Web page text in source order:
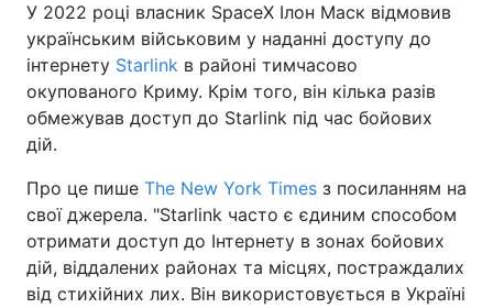
У 2022 році власник SpaceX Ілон Маск відмовив
українським військовим у наданні доступу до
інтернету Starlink в районі тимчасово
окупованого Криму. Крім того, він кілька разів
обмежував доступ до Starlink під час бойових
дій.
Про це пише The New York Times з посиланням на
свої джерела. "Starlink часто є єдиним способом
отримати доступ до Інтернету в зонах бойових
дій, віддалених районах та місцях, постраждалих
від стихійних лих. Він використовується в Україні